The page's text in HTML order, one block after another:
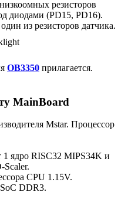
резисторов
диодами (PD15, PD16).
из резисторов датчика.
OB3350 прилагается.
MainBoard
Mstar. Процессор
1 ядро RISC32 MIPS34K и
Scaler.
CPU 1.15V.
DDR3.